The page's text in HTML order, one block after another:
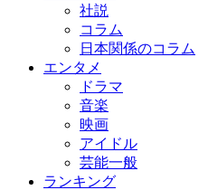
社説
コラム
日本関係のコラム
エンタメ
ドラマ
音楽
映画
アイドル
芸能一般
ランキング